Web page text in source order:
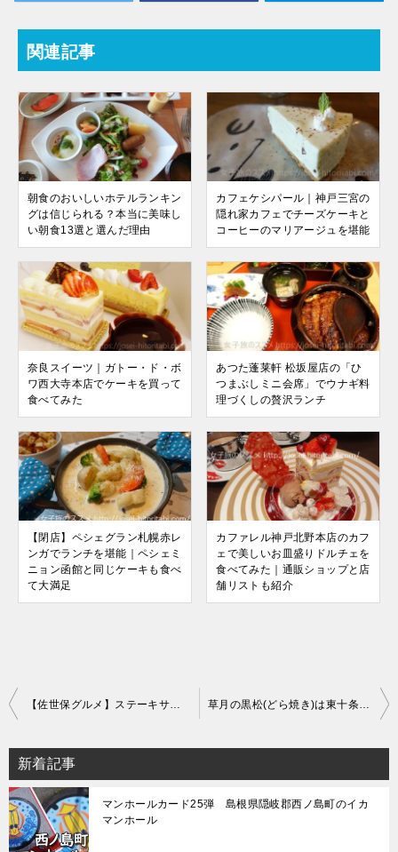
関連記事
朝食のおいしいホテルランキン
グは信じられる？本当に美味し
い朝食13選と選んだ理由
カフェケシパール｜神戸三宮の
隠れ家カフェでチーズケーキと
コーヒーのマリアージュを堪能
奈良スイーツ｜ガトー・ド・ボ
ワ西大寺本店でケーキを買って
食べてみた
あつた蓬莱軒 松坂屋店の「ひ
つまぶしミニ会席」でウナギ料
理づくしの贅沢ランチ
【閉店】ペシェグラン札幌赤レ
ンガでランチを堪能｜ペシェミ
ニョン函館と同じケーキも食べ
て大満足
カファレル神戸北野本店のカフ
ェで美しいお皿盛りドルチェを
食べてみた｜通販ショップと店
舗リストも紹介
投
ナ
ビ
ゲ
ー
【佐世保グルメ】ステーキサロン アサクラで名物のレモンステーキを食べてみた 草月の黒松(どら焼き)は東十条本店のほかでも買える？値段・日持ち・通販ショップ・取扱い店舗などを徹底調査
新着記事
マンホールカード25弾 島根県隠岐郡西ノ島町のイカ
マンホール